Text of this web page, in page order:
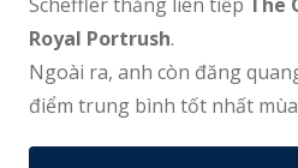
Royal Portrush.
Ngoài ra, anh còn đăng
điểm trung bình tốt nhất